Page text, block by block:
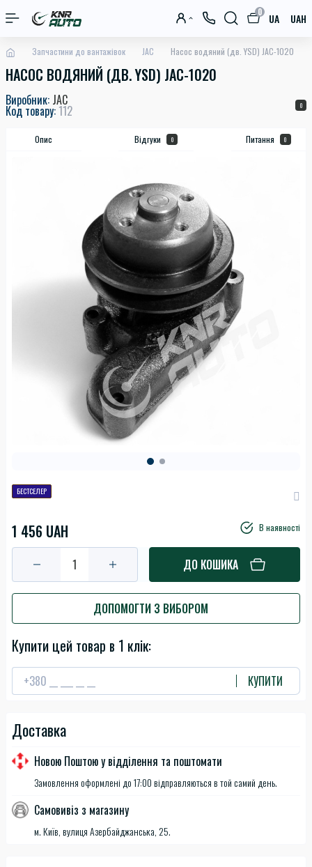
0 UA UAH
Запчастини до вантажівок JAC Насос водяний (дв. YSD) JAC-1020
НАСОС ВОДЯНИЙ (ДВ. YSD) JAC-1020
Виробник: JAC
Код товару: 112 0
Опис Відгуки 0 Питання 0
БЕСТСЕЛЕР
1 456 UAH В наявності
ДО КОШИКА
ДОПОМОГТИ З ВИБОРОМ
Купити цей товар в 1 клік:
КУПИТИ
Доставка
Новою Поштою у відділення та поштомати
Замовлення оформлені до 17:00 відправляються в той самий день.
Самовивіз з магазину
м. Київ, вулиця Азербайджанська, 25.